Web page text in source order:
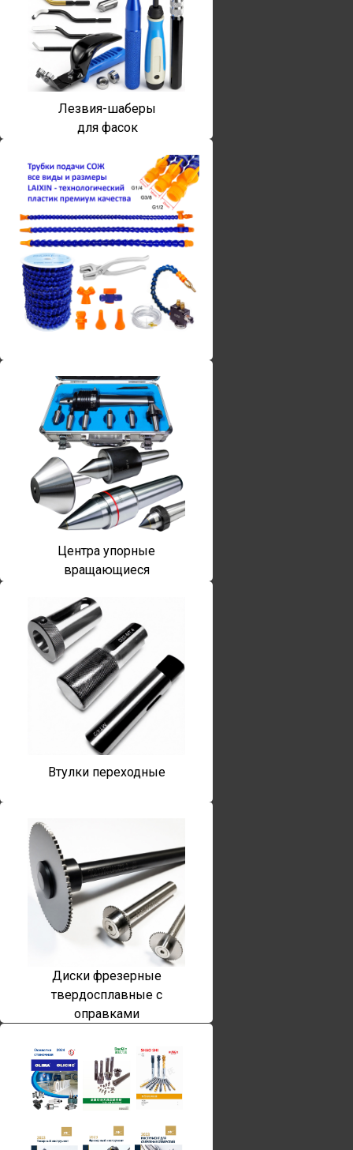
Лезвия-шаберы
для фасок
Винты torx
Центра упорные
вращающиеся
Втулки переходные
Диски фрезерные
твердосплавные с
оправками